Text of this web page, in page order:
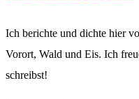
Ich berichte und dichte hier
Vorort, Wald und Eis. Ich
schreibst!